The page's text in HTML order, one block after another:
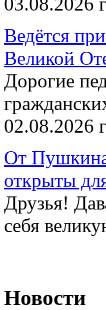
Ведётся
Великой
Дорогие
02.08.2026
От
открыты
Друзья!
себя
Новости